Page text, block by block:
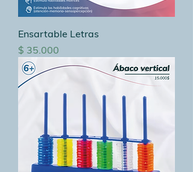
Ensartable Letras
Precio
$ 35.000